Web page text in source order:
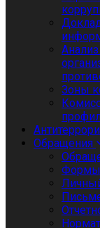
Зоны
Обращения
Формы